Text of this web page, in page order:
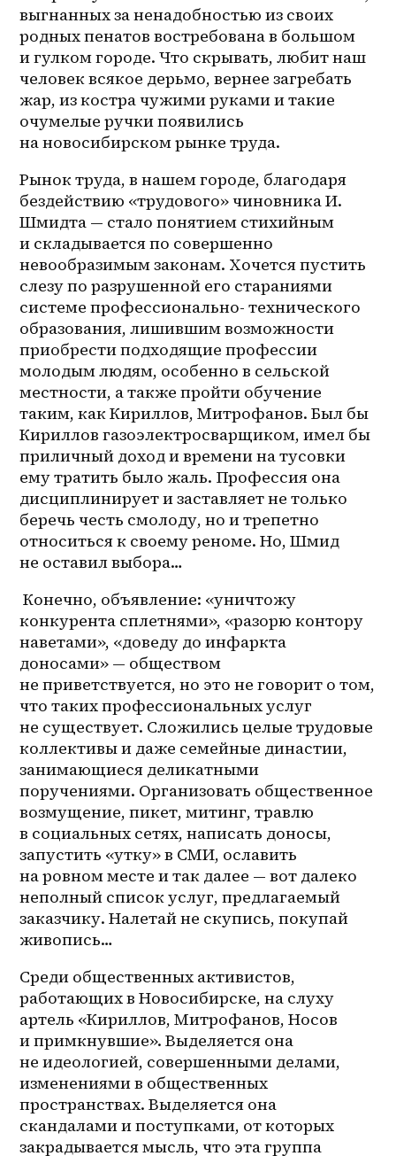
выгнанных за ненадобностью из своих
родных пенатов востребована в большом
и гулком городе. Что скрывать, любит наш
человек всякое дерьмо, вернее загребать
жар, из костра чужими руками и такие
очумелые ручки появились
на новосибирском рынке труда.
Рынок труда, в нашем городе, благодаря
бездействию «трудового» чиновника И.
Шмидта — стало понятием стихийным
и складывается по совершенно
невообразимым законам. Хочется пустить
слезу по разрушенной его стараниями
системе профессионально- технического
образования, лишившим возможности
приобрести подходящие профессии
молодым людям, особенно в сельской
местности, а также пройти обучение
таким, как Кириллов, Митрофанов. Был бы
Кириллов газоэлектросварщиком, имел бы
приличный доход и времени на тусовки
ему тратить было жаль. Профессия она
дисциплинирует и заставляет не только
беречь честь смолоду, но и трепетно
относиться к своему реноме. Но, Шмид
не оставил выбора…
Конечно, объявление: «уничтожу
конкурента сплетнями», «разорю контору
наветами», «доведу до инфаркта
доносами» — обществом
не приветствуется, но это не говорит о том,
что таких профессиональных услуг
не существует. Сложились целые трудовые
коллективы и даже семейные династии,
занимающиеся деликатными
поручениями. Организовать общественное
возмущение, пикет, митинг, травлю
в социальных сетях, написать доносы,
запустить «утку» в СМИ, ославить
на ровном месте и так далее — вот далеко
неполный список услуг, предлагаемый
заказчику. Налетай не скупись, покупай
живопись…
Среди общественных активистов,
работающих в Новосибирске, на слуху
артель «Кириллов, Митрофанов, Носов
и примкнувшие». Выделяется она
не идеологией, совершенными делами,
изменениями в общественных
пространствах. Выделяется она
скандалами и поступками, от которых
закрадывается мысль, что эта группа